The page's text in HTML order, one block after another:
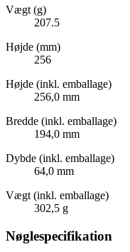
Vægt (g)
207.5
Højde (mm)
256
Højde (inkl. emballage)
256,0 mm
Bredde (inkl. emballage)
194,0 mm
Dybde (inkl. emballage)
64,0 mm
Vægt (inkl. emballage)
302,5 g
Nøglespecifikation